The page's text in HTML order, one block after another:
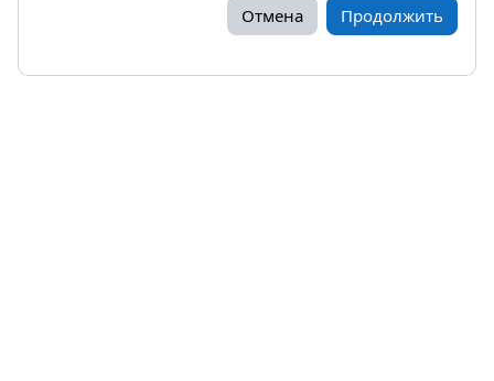
Отмена Продолжить